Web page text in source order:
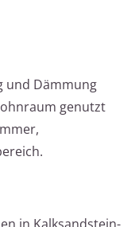
und Dämmung
genutzt